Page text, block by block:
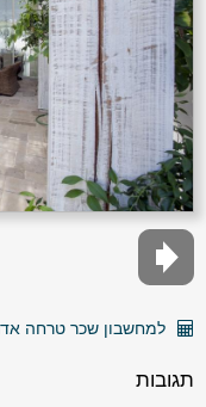
למחשבון שכר טרחה
תגובות